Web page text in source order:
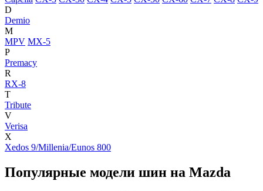
D
Demio
M
MPV MX-5
P
Premacy
R
RX-8
T
Tribute
V
Verisa
X
Xedos 9/Millenia/Eunos 800
Популярные модели шин на Mazda